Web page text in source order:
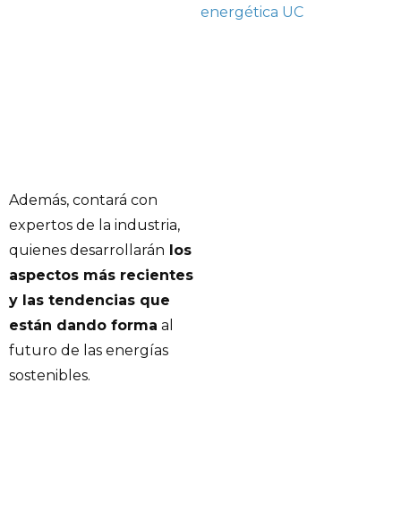
Además, contará con
expertos de la industria,
quienes desarrollarán los
aspectos más recientes
y las tendencias que
están dando forma al
futuro de las energías
sostenibles.
energética UC